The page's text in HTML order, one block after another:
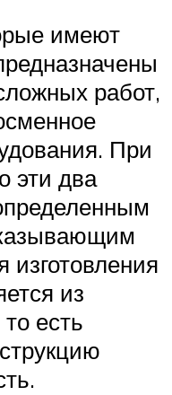
имеют
работ,
При
эти два
изготовления
из
есть